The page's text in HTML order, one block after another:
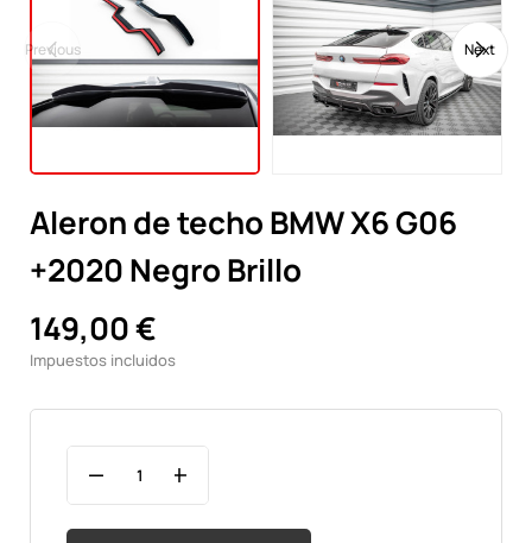
Previous Next
Aleron de techo BMW X6 G06
+2020 Negro Brillo
149,00 €
Impuestos incluidos